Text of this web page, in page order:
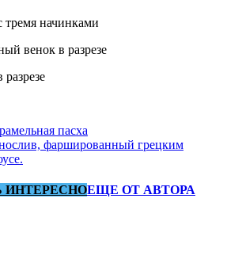
венок в разрезе
пасха
фаршированный грецким
ИНТЕРЕСНОЕЩЕ ОТ АВТОРА